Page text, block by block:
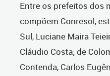
Entre os prefeitos dos
compõem Conresol,
Sul, Luciane Maira
Cláudio Costa; de
Contenda, Carlos